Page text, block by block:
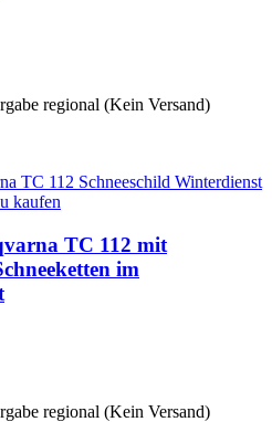
regional (Kein Versand)
TC 112 mit
im
regional (Kein Versand)